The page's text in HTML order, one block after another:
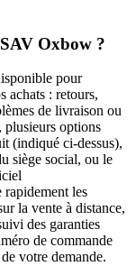
Oxbow ?
pour
achats : retours,
de livraison ou
options
(indiqué ci-dessus),
siège social, ou le
les
la vente à distance,
des garanties
de commande
votre demande.